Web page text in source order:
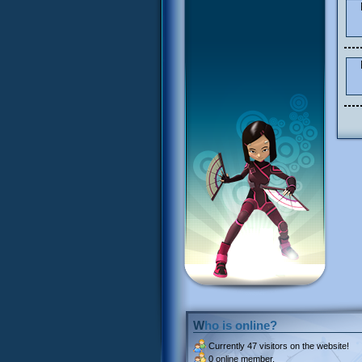
Who is online?
Currently 47 visitors on the website!
0 online member.